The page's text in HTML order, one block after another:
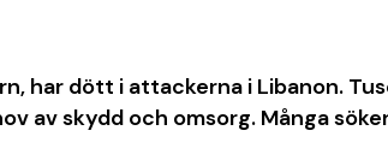
har dött i attackerna i Libanon.
av skydd och omsorg. Många